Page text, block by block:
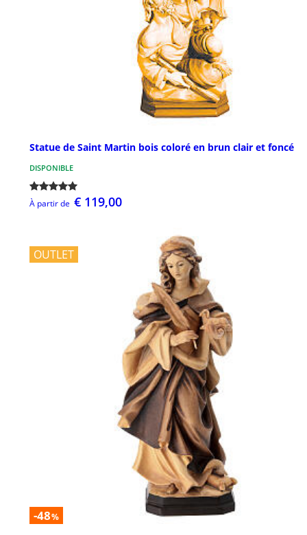
Statue de Saint Martin bois coloré en brun clair et foncé
DISPONIBLE
À partir de € 119,00
OUTLET
-48%